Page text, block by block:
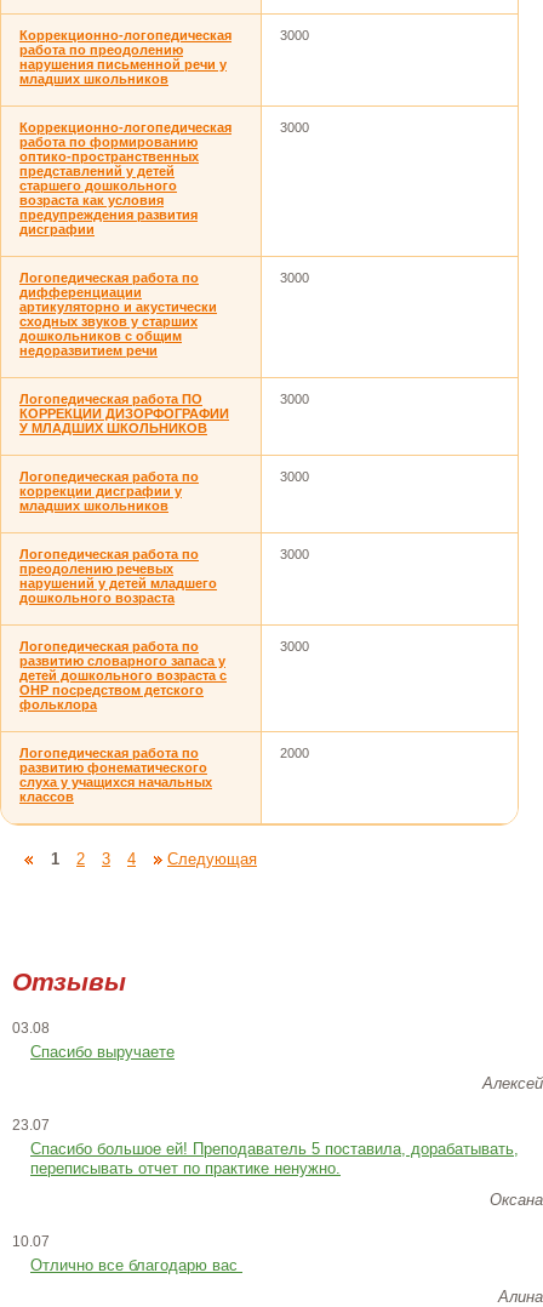
Коррекционно-логопедическая
работа по преодолению
нарушения письменной речи у
младших школьников
3000
Коррекционно-логопедическая
работа по формированию
оптико-пространственных
представлений у детей
старшего дошкольного
возраста как условия
предупреждения развития
дисграфии
3000
Логопедическая работа по
дифференциации
артикуляторно и акустически
сходных звуков у старших
дошкольников с общим
недоразвитием речи
3000
Логопедическая работа ПО
КОРРЕКЦИИ ДИЗОРФОГРАФИИ
У МЛАДШИХ ШКОЛЬНИКОВ
3000
Логопедическая работа по
коррекции дисграфии у
младших школьников
3000
Логопедическая работа по
преодолению речевых
нарушений у детей младшего
дошкольного возраста
3000
Логопедическая работа по
развитию словарного запаса у
детей дошкольного возраста с
ОНР посредством детского
фольклора
3000
Логопедическая работа по
развитию фонематического
слуха у учащихся начальных
классов
2000
1 2 3 4 Следующая
Отзывы
03.08
Спасибо выручаете
Алексей
23.07
Cпасибо большое ей! Преподаватель 5 поставила, дорабатывать,
переписывать отчет по практике ненужно.
Оксана
10.07
Отлично все благодарю вас
Алина